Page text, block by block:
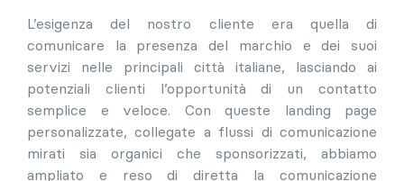
L’esigenza del nostro cliente era quella di
comunicare la presenza del marchio e dei suoi
servizi nelle principali città italiane, lasciando ai
potenziali clienti l’opportunità di un contatto
semplice e veloce. Con queste landing page
personalizzate, collegate a flussi di comunicazione
mirati sia organici che sponsorizzati, abbiamo
ampliato e reso di diretta la comunicazione